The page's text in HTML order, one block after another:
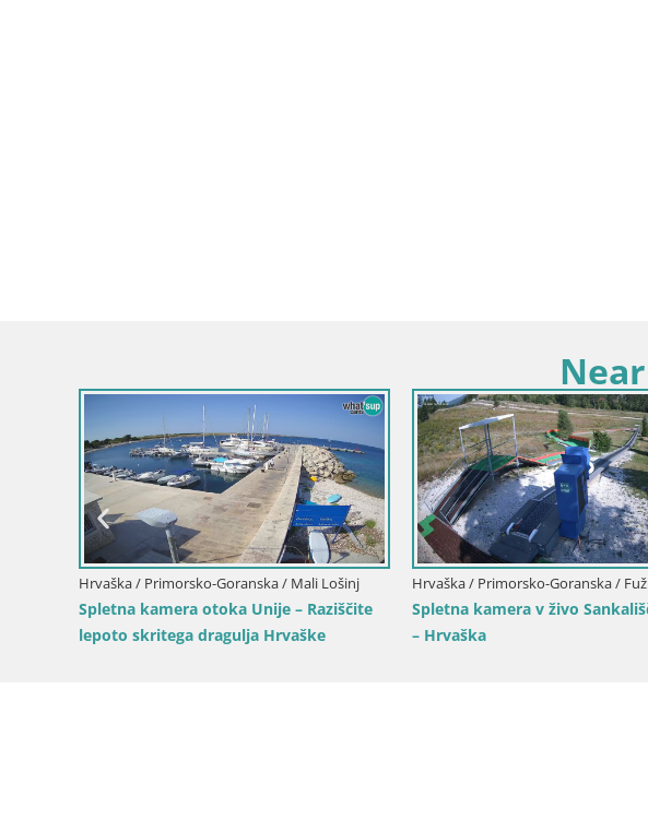
Hrvaška / Primorsko-Goranska / Mali Lošinj
Spletna kamera otoka Unije – Raziščite
lepoto skritega dragulja Hrvaške
Hrvaška / Primorsko-Goranska /
Spletna kamera v živo
– Hrvaška